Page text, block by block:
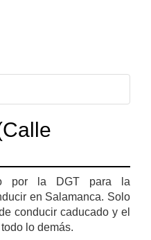
por la DGT para la
en Salamanca. Solo
conducir caducado y el
lo demás.